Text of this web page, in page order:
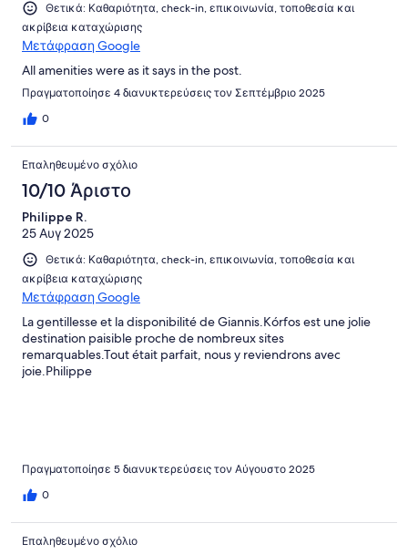
Θετικά: Καθαριότητα, check-in, επικοινωνία, τοποθεσία και
ακρίβεια καταχώρισης
Μετάφραση Google
All amenities were as it says in the post.
Πραγματοποίησε 4 διανυκτερεύσεις τον Σεπτέμβριο 2025
0
Επαληθευμένο σχόλιο
10/10 Άριστο
Philippe R.
25 Αυγ 2025
Θετικά: Καθαριότητα, check-in, επικοινωνία, τοποθεσία και
ακρίβεια καταχώρισης
Μετάφραση Google
La gentillesse et la disponibilité de Giannis.Kórfos est une jolie
destination paisible proche de nombreux sites
remarquables.Tout était parfait, nous y reviendrons avec
joie.Philippe
Πραγματοποίησε 5 διανυκτερεύσεις τον Αύγουστο 2025
0
Επαληθευμένο σχόλιο